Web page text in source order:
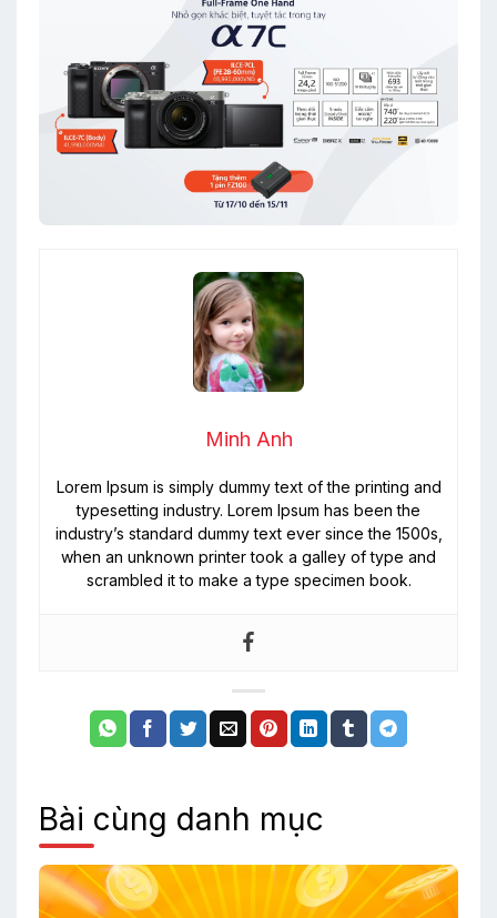
Minh Anh
Lorem Ipsum is simply dummy text of the printing and
typesetting industry. Lorem Ipsum has been the
industry’s standard dummy text ever since the 1500s,
when an unknown printer took a galley of type and
scrambled it to make a type specimen book.
Bài cùng danh mục